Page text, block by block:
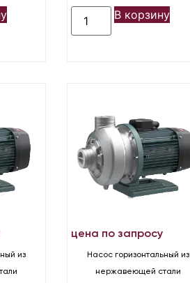
В корзину
из
цена по запросу
Насос горизонтальный из
нержавеющей стали